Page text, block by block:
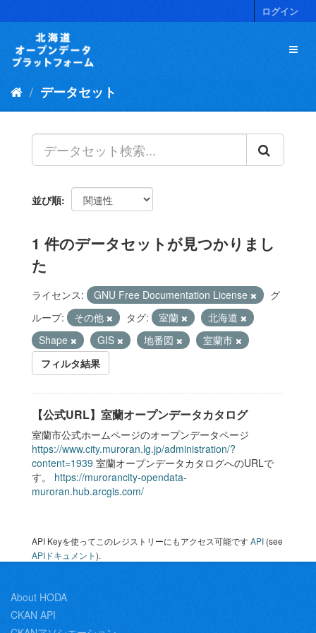
キ
ログイン
データセット
並び順
1 件のデータセットが見つかりまし
た
ライセンス: GNU Free Documentation License
グ
ループ:
その他 タグ: 室蘭
北海道
Shape
GIS 地番図
室蘭市
フィルタ結果
【公式URL】室蘭オープンデータカタログ
室蘭市公式ホームページのオープンデータページ
https://www.city.muroran.lg.jp/administration/?
content=1939 室蘭オープンデータカタログへのURLで
す。 https://murorancity-opendata-
muroran.hub.arcgis.com/
API Keyを使ってこのレジストリーにもアクセス可能ですAPI (see
APIドキュメント).
About HODA
CKAN API